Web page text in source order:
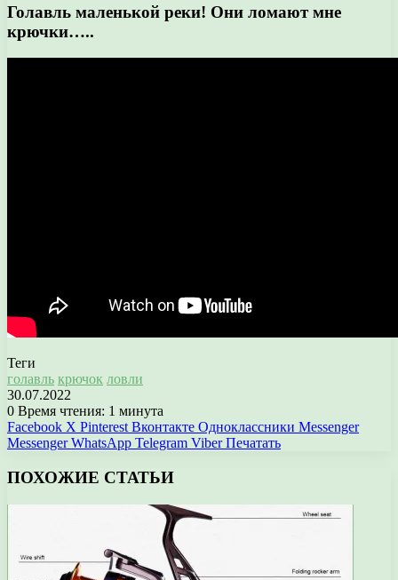
Голавль маленькой реки! Они ломают мне
крючки…..
Теги
голавль крючок ловли
30.07.2022
0 Время чтения: 1 минута
Facebook X Pinterest Вконтакте Одноклассники Messenger
Messenger WhatsApp Telegram Viber Печатать
ПОХОЖИЕ СТАТЬИ